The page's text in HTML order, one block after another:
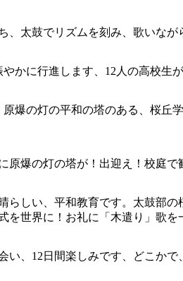
太鼓でリズムを刻み、歌いなが
かに行進します、12人の高校生
爆の灯の平和の塔のある、桜
爆の灯の塔が！出迎え！校庭
らしい、平和教育です。太鼓部
世界に！お礼に「木遣り」歌
、12日間楽しみです、どこかで